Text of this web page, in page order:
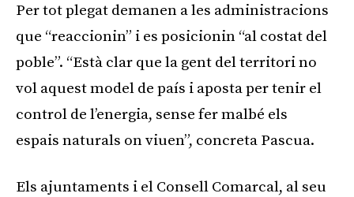
Per tot plegat demanen a les administracions
que “reaccionin” i es posicionin “al costat del
poble”. “Està clar que la gent del territori no
vol aquest model de país i aposta per tenir el
control de l’energia, sense fer malbé els
espais naturals on viuen”, concreta Pascua.
Els ajuntaments i el Consell Comarcal, al seu